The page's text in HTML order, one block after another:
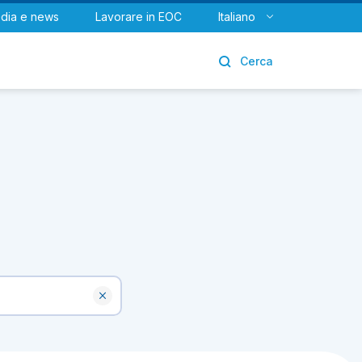
e news Lavorare in EOC Italiano
Cerca
Urologia